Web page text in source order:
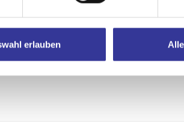
erlauben